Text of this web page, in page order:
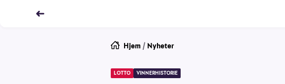
Hjem / Nyheter
LOTTO VINNERHISTORIE